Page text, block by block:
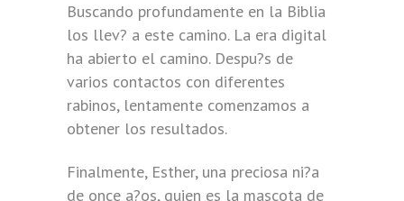
Buscando profundamente en la Biblia
los llev? a este camino. La era digital
ha abierto el camino. Despu?s de
varios contactos con diferentes
rabinos, lentamente comenzamos a
obtener los resultados.
Finalmente, Esther, una preciosa ni?a
de once a?os, quien es la mascota de